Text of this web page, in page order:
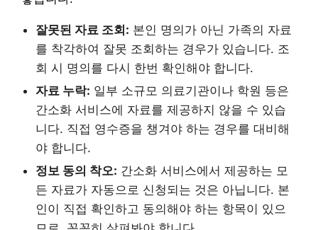
잘못된 자료 조회: 본인 명의가 아닌 가족의 자료
를 착각하여 잘못 조회하는 경우가 있습니다. 조
회 시 명의를 다시 한번 확인해야 합니다.
자료 누락: 일부 소규모 의료기관이나 학원 등은
간소화 서비스에 자료를 제공하지 않을 수 있습
니다. 직접 영수증을 챙겨야 하는 경우를 대비해
야 합니다.
정보 동의 착오: 간소화 서비스에서 제공하는 모
든 자료가 자동으로 신청되는 것은 아닙니다. 본
인이 직접 확인하고 동의해야 하는 항목이 있으